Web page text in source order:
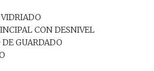
CON DESNIVEL
DE GUARDADO